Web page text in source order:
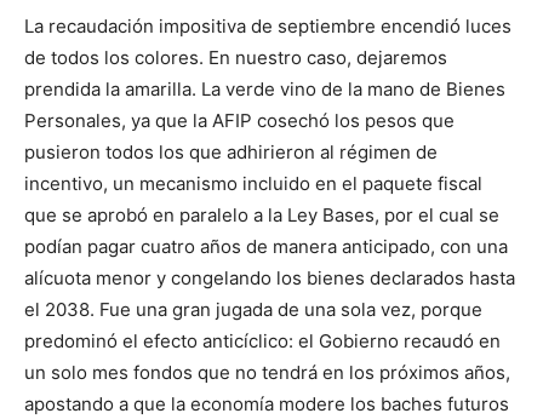
La recaudación impositiva de septiembre encendió luces
de todos los colores. En nuestro caso, dejaremos
prendida la amarilla. La verde vino de la mano de Bienes
Personales, ya que la AFIP cosechó los pesos que
pusieron todos los que adhirieron al régimen de
incentivo, un mecanismo incluido en el paquete fiscal
que se aprobó en paralelo a la Ley Bases, por el cual se
podían pagar cuatro años de manera anticipado, con una
alícuota menor y congelando los bienes declarados hasta
el 2038. Fue una gran jugada de una sola vez, porque
predominó el efecto anticíclico: el Gobierno recaudó en
un solo mes fondos que no tendrá en los próximos años,
apostando a que la economía modere los baches futuros